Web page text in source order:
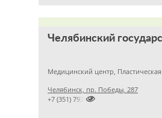
Челябинск, пр. Победы, 287

+7 (351) 7935361